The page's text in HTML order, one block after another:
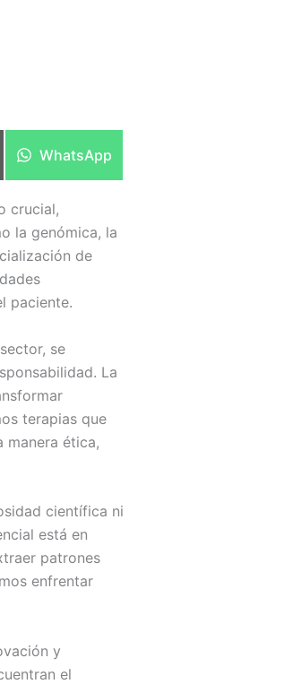
Compartir
WhatsApp
crucial,
la genómica, la
de
paciente.
se
La
terapias que
manera ética,
científica ni
está en
patrones
enfrentar
y
el